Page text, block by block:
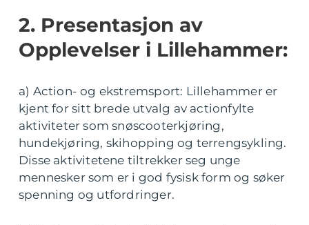
2. Presentasjon av
Opplevelser i Lillehammer:
a) Action- og ekstremsport: Lillehammer er
kjent for sitt brede utvalg av actionfylte
aktiviteter som snøscooterkjøring,
hundekjøring, skihopping og terrengsykling.
Disse aktivitetene tiltrekker seg unge
mennesker som er i god fysisk form og søker
spenning og utfordringer.